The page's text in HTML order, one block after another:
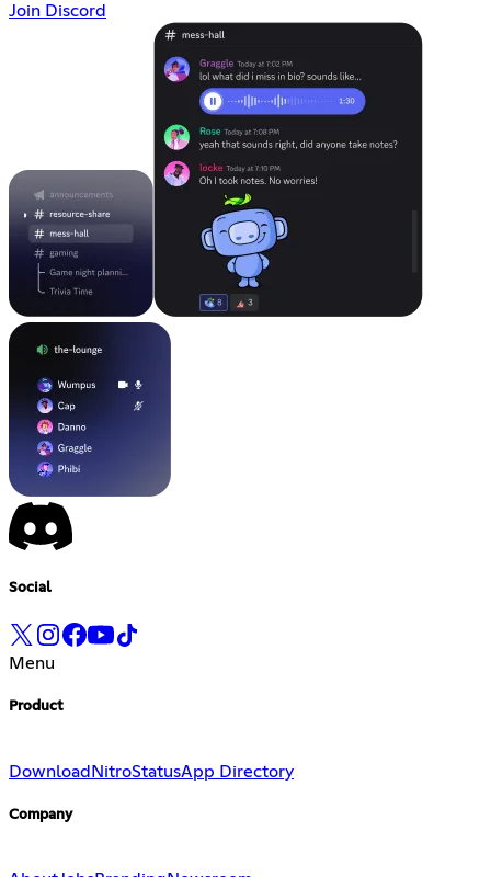
Join Discord
Social
Menu
Product
DownloadNitroStatusApp Directory
Company